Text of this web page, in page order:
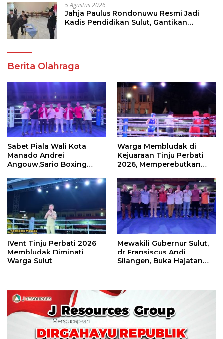
5 Agustus 2026
Jahja Paulus Rondonuwu Resmi Jadi
Kadis Pendidikan Sulut, Gantikan
Berita Olahraga
Sabet Piala Wali Kota
Manado Andrei
Angouw,Sario Boxing
Perbati 2026
Warga Membludak di
Kejuaraan Tinju Perbati
2026, Memperebutkan
IVent Tinju Perbati 2026
Membludak Diminati
Warga Sulut
Mewakili Gubernur Sulut,
dr Fransiscus Andi
Silangen, Buka Hajatan